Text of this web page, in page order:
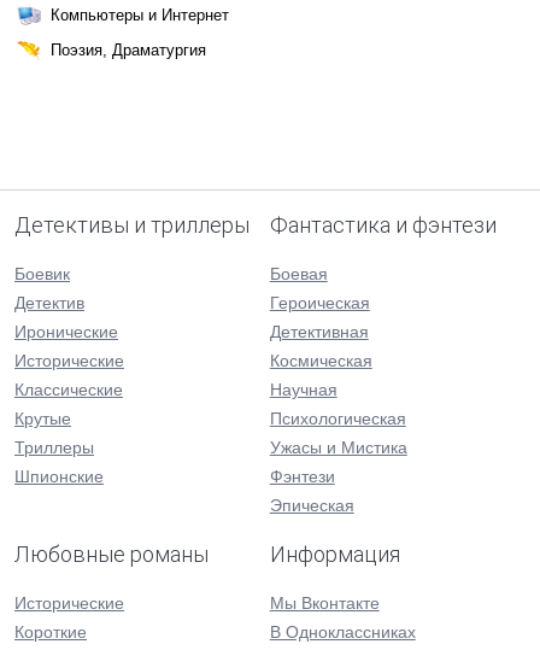
Компьютеры и Интернет
Поэзия, Драматургия
Детективы и триллеры
Боевик
Детектив
Иронические
Исторические
Классические
Крутые
Триллеры
Шпионские
Фантастика и фэнтези
Боевая
Героическая
Детективная
Космическая
Научная
Психологическая
Ужасы и Мистика
Фэнтези
Эпическая
Любовные романы
Исторические
Короткие
Информация
Мы Вконтакте
В Одноклассниках